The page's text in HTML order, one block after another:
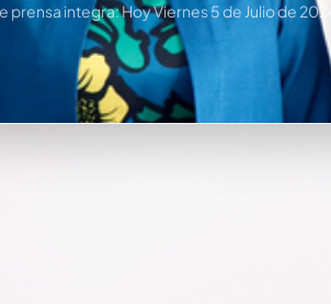
prensa integra: Hoy Viernes 5 de Julio de